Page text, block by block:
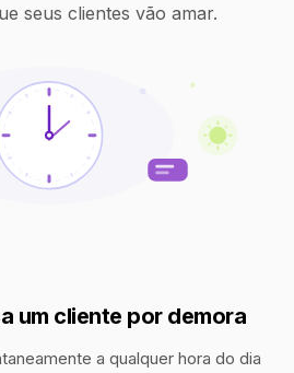
seus clientes vão amar.
um cliente por demora
a qualquer hora do dia